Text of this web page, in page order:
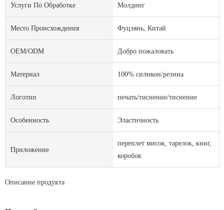
Услуги По Обработке Молдинг
Место Происхождения Фуцзянь, Китай
OEM/ODM Добро пожаловать
Материал 100% силикон/резина
Логотип печать/тиснение/тиснение
Особенность Эластичность
Приложение
переплет мисок, тарелок, книг,
коробок
Описание продукта